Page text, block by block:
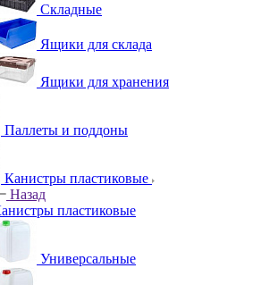
Складные
Ящики для склада
Ящики для хранения
Паллеты и поддоны
Канистры пластиковые
Назад
пластиковые
Универсальные